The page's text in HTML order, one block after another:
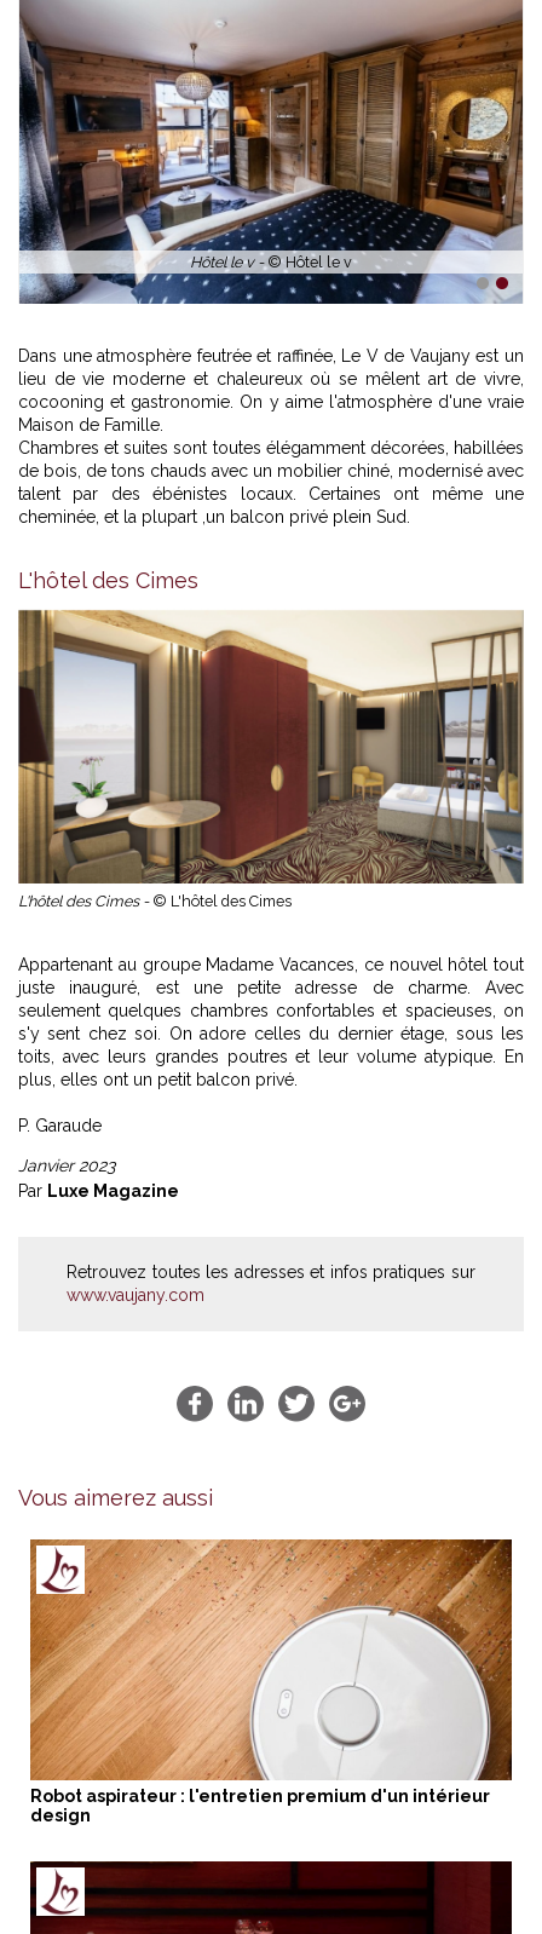
1 2
Dans une atmosphère feutrée et raffinée, Le V de Vaujany est un
lieu de vie moderne et chaleureux où se mêlent art de vivre,
cocooning et gastronomie. On y aime l'atmosphère d'une vraie
Maison de Famille.
Chambres et suites sont toutes élégamment décorées, habillées
de bois, de tons chauds avec un mobilier chiné, modernisé avec
talent par des ébénistes locaux. Certaines ont même une
cheminée, et la plupart ,un balcon privé plein Sud.
L'hôtel des Cimes
L'hôtel des Cimes - © L'hôtel des Cimes
Appartenant au groupe Madame Vacances, ce nouvel hôtel tout
juste inauguré, est une petite adresse de charme. Avec
seulement quelques chambres confortables et spacieuses, on
s'y sent chez soi. On adore celles du dernier étage, sous les
toits, avec leurs grandes poutres et leur volume atypique. En
plus, elles ont un petit balcon privé.
P. Garaude
Janvier 2023
Par Luxe Magazine
Retrouvez toutes les adresses et infos pratiques sur
www.vaujany.com
Vous aimerez aussi
Robot aspirateur : l'entretien premium d'un intérieur
design